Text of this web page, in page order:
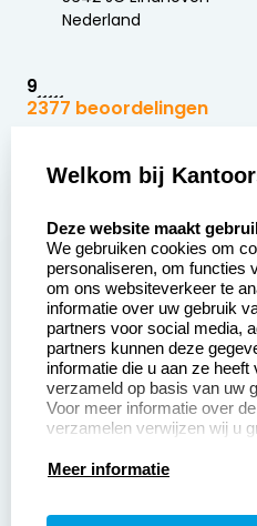
Nederland
9
2377 beoordelingen
Zakelijk:
Aanvraag op maat
Betaling &
Verzending
Wederverkoper
worden
Sale
Productinformatie:
Instructiepagina
Welkom bij
Deze website maakt
We gebruiken cookies om
personaliseren, om functies
om ons websiteverkeer te
informatie over uw gebruik
partners voor social media,
partners kunnen deze
informatie die u aan ze
verzameld op basis van uw
Voor meer informatie over
verzamelen verwijzen wij u
Meer informatie